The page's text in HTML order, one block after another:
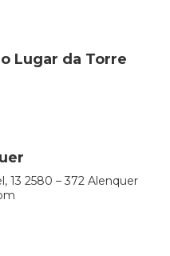
Lugar da Torre
13 2580 – 372 Alenquer